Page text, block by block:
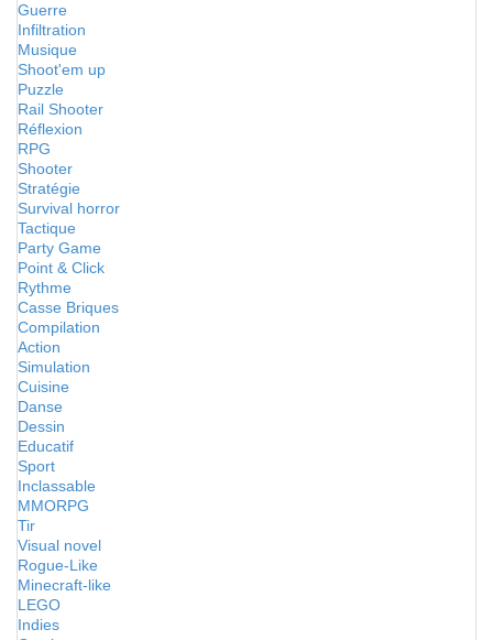
Guerre
Infiltration
Musique
Shoot'em up
Puzzle
Rail Shooter
Réflexion
RPG
Shooter
Stratégie
Survival horror
Tactique
Party Game
Point & Click
Rythme
Casse Briques
Compilation
Action
Simulation
Cuisine
Danse
Dessin
Educatif
Sport
Inclassable
MMORPG
Tir
Visual novel
Rogue-Like
Minecraft-like
LEGO
Indies